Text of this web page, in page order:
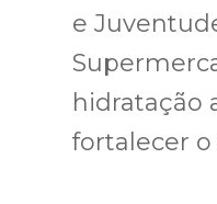
e
hidratação
fortalecer